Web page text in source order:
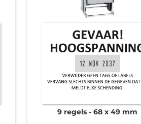
9 regels 68 x 49 mm